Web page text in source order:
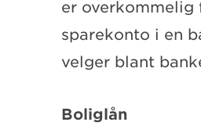
er overkommelig
sparekonto i en
velger blant
Boliglån